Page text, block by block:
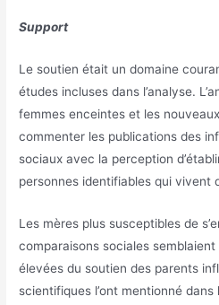
Support
Le soutien était un domaine
études incluses dans l’analyse.
femmes enceintes et les
commenter les publications des
sociaux avec la perception
personnes identifiables qui vivent
Les mères plus susceptibles de
comparaisons sociales
élevées du soutien des parents
scientifiques l’ont mentionné